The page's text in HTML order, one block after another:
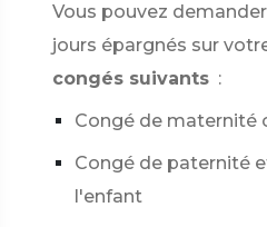
Vous pouvez
jours épargnés sur
congés suivants :
Congé de maternité
Congé de paternité
l'enfant